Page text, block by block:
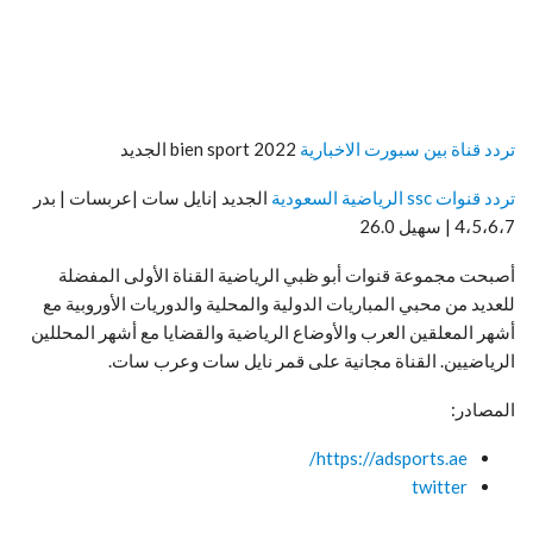
تردد قناة بين سبورت الاخبارية
تردد قنوات ssc الرياضية السعودية
الجديد |نايل سات |عربسات | بدر
4،5،6،7 | سهيل 26.0
أصبحت مجموعة قنوات أبو ظبي الرياضية القناة الأولى المفضلة
للعديد من محبي المباريات الدولية والمحلية والدوريات الأوروبية مع
أشهر المعلقين العرب والأوضاع الرياضية والقضايا مع أشهر المحللين
الرياضيين. القناة مجانية على قمر نايل سات وعرب سات.
المصادر:
https://adsports.ae/
twitter